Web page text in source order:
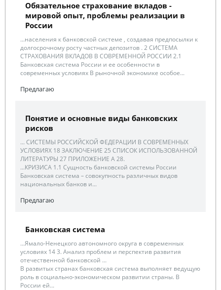
Обязательное страхование вкладов -
мировой опыт, проблемы реализации в
России
...населения к банковской системе , создавая предпосылки к
долгосрочному росту частных депозитов . 2 СИСТЕМА
СТРАХОВАНИЯ ВКЛАДОВ В СОВРЕМЕННОЙ РОССИИ 2.1
Банковская система России и ее особенности в
современных условиях В рыночной экономике особое...
Предлагаю
Понятие и основные виды банковских
рисков
... СИСТЕМЫ РОССИЙСКОЙ ФЕДЕРАЦИИ В СОВРЕМЕННЫХ
УСЛОВИЯХ 18 ЗАКЛЮЧЕНИЕ 25 СПИСОК ИСПОЛЬЗОВАННОЙ
ЛИТЕРАТУРЫ 27 ПРИЛОЖЕНИЕ А 28.
...КРИЗИСА 1.1 Сущность банковской системы России
Банковская система – совокупность различных видов
национальных банков и...
Предлагаю
Банковская система
...Ямало-Ненецкого автономного округа в современных
условиях 14 3. Анализ проблем и перспектив развития
отечественной банковской ...
В развитых странах банковская система выполняет ведущую
роль в социально-экономическом развитии страны. В
России ей...